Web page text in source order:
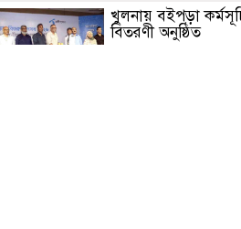
খুলনায় বইপড়া
বিতরণী অনুষ্ঠিত